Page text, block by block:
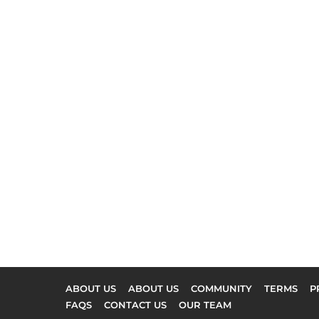
ABOUT US ABOUT US COMMUNITY TERMS
FAQS
CONTACT US OUR TEAM